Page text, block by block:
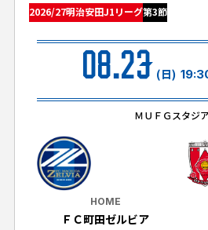
ファンクラブ
グッズ
メディア
ホームタウン活動
アカデミー
試合日程・結果
順位表・ゴールランキング
観戦するトップ
チケットを買う
チケット購入
チケット販売スケジュール
️スタジアムを知る
スタジアムアクセス
クラブを知る
クラブを知るトップ
ＦＣ町田ゼルビアについて
選手・スタッフ紹介
ファンクラブ
クラブゼルビスタへの入会
シーズンシート
グッズを買う
グッズを買うトップ
オンラインストア
2026/27明治安田J1リーグ第3節
HOME
ＦＣ町田ゼルビア
08.23 (日)
ＭＵＦＧスタジ